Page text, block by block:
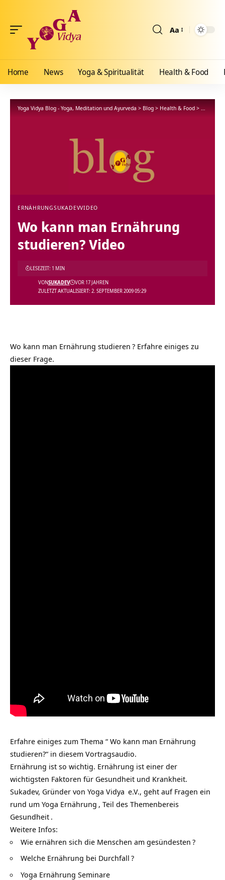
Aa
Home News Yoga & Spiritualität Health & Food
Yoga Vidya Blog - Yoga, Meditation und Ayurveda > Blog > Health & Food >
ERNÄHRUNGSUKADEVVIDEO
Wo kann man Ernährung
studieren? Video
ZULETZT AKTUALISIERT: 2. SEPTEMBER 2009 05:29
VONSUKADEV VOR 17 JAHREN
LESEZEIT: 1 MIN
Wo kann man Ernährung studieren ? Erfahre einiges zu
dieser Frage.
Erfahre einiges zum Thema “ Wo kann man Ernährung
studieren?“ in diesem Vortragsaudio.
Ernährung ist so wichtig. Ernährung ist einer der
wichtigsten Faktoren für Gesundheit und Krankheit.
Sukadev, Gründer von Yoga Vidya e.V., geht auf Fragen ein
rund um Yoga Ernährung , Teil des Themenbereis
Gesundheit .
Weitere Infos:
Wie ernähren sich die Menschen am gesündesten ?
Welche Ernährung bei Durchfall ?
Yoga Ernährung Seminare